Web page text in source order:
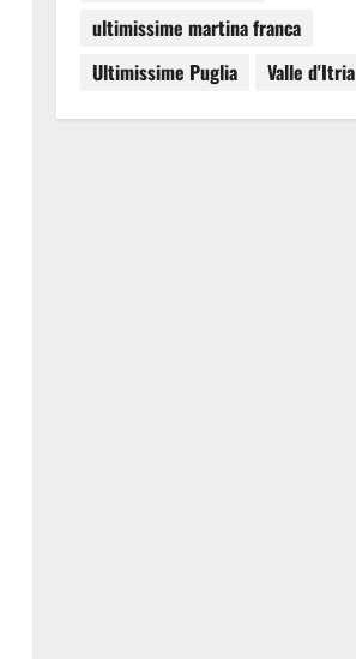
ultimissime martina franca
Ultimissime Puglia
Valle d'Itria